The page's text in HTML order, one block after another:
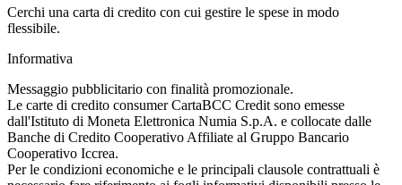
Cerchi una carta di credito con cui gestire le spese in modo
flessibile.
Informativa
Messaggio pubblicitario con finalità promozionale.
Le carte di credito consumer CartaBCC Credit sono emesse
dall'Istituto di Moneta Elettronica Numia S.p.A. e collocate dalle
Banche di Credito Cooperativo Affiliate al Gruppo Bancario
Cooperativo Iccrea.
Per le condizioni economiche e le principali clausole contrattuali è